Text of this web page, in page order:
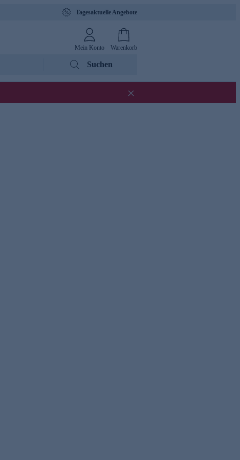
Tagesaktuelle Angebote
Mein Konto Warenkorb
Suchen